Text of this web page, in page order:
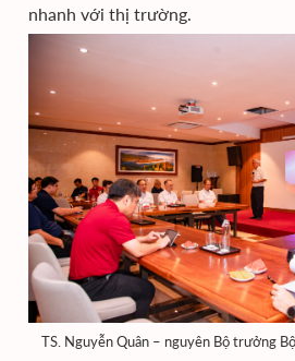
nhanh với thị trường.
TS. Nguyễn Quân – nguyên Bộ trưởng